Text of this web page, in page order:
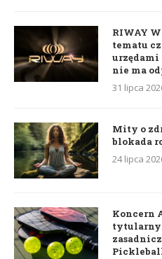
RIWAY
tematu
nie ma
31 lipca
Mity o
blokada
24 lipca
Koncern